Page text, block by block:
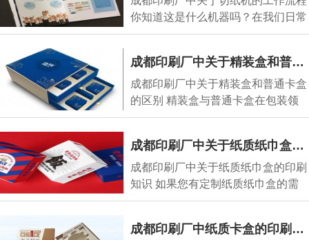
你知道这是什么机器吗？在我们日常
接触的印刷品
成都印刷厂中关于精装盒和普通卡盒的区别
成都印刷厂中关于精装盒和普通卡盒
的区别 精装盒与普通卡盒在包装领
域应用广泛，但
成都印刷厂中关于纸质纸巾盒的印刷知识
成都印刷厂中关于纸质纸巾盒的印刷
知识 如果您有定制纸质纸巾盒的需
求，在正式开启
成都印刷厂中纸质卡盒的印刷制作